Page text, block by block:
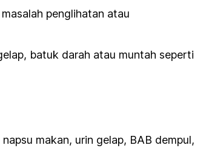
penglihatan atau
batuk darah atau muntah seperti
makan, urin gelap, BAB dempul,